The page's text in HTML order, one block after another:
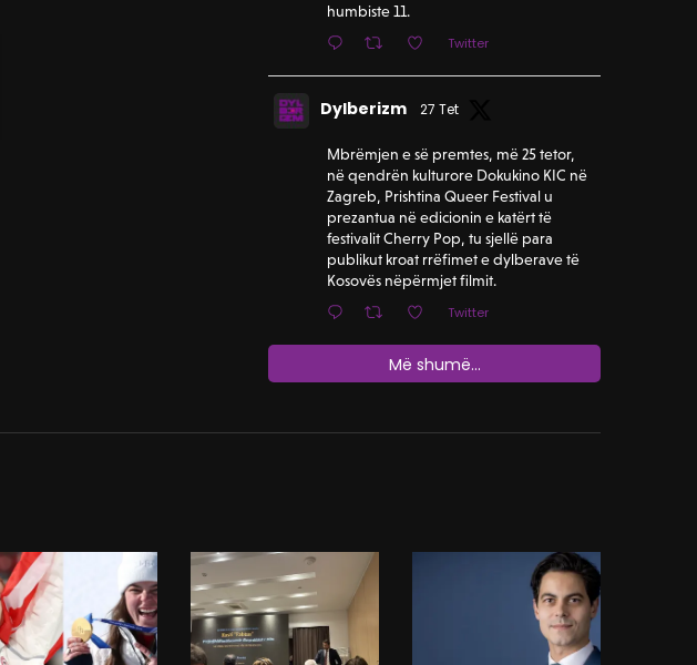
humbiste 11.
Twitter
Dylberizm 27 Tet
Mbrëmjen e së premtes, më 25 tetor,
në qendrën kulturore Dokukino KIC në
Zagreb, Prishtina Queer Festival u
prezantua në edicionin e katërt të
festivalit Cherry Pop, tu sjellë para
publikut kroat rrëfimet e dylberave të
Kosovës nëpërmjet filmit.
Twitter
Më shumë...